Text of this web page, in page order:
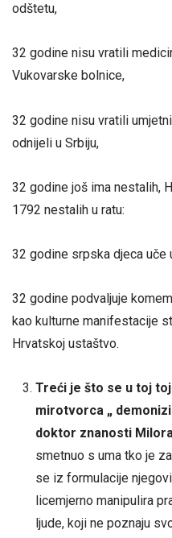
odštetu,
32 godine nisu vratili
Vukovarske bolnice,
32 godine nisu vratili
odnijeli u Srbiju,
32 godine još ima nestalih,
1792 nestalih u ratu:
32 godine srpska djeca uče
32 godine podvaljuje
kao kulturne manifestacije
Hrvatskoj ustaštvo.
Treći je što se u toj
mirotvorca „
doktor znanosti
smetnuo s uma tko je
se iz formulacije
licemjerno manipulira
ljude, koji ne poznaju